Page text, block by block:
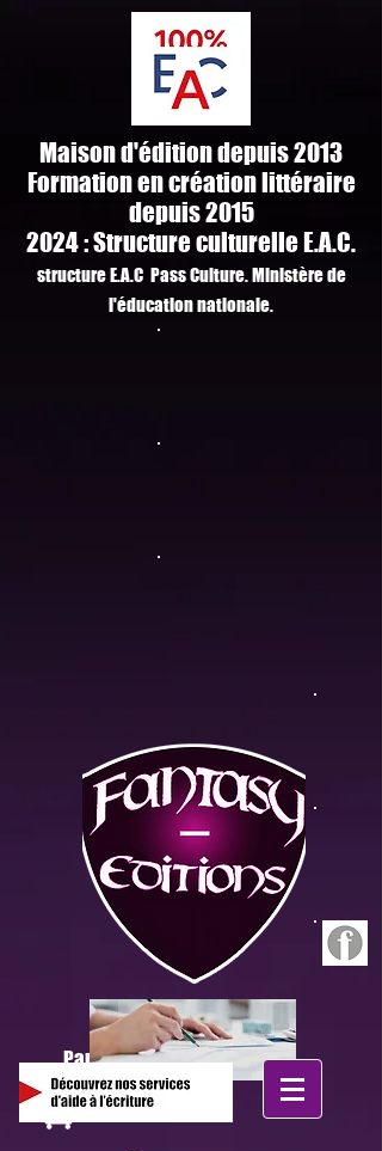
Maison d'édition depuis 2013
Formation en création littéraire
depuis 2015
2024 : Structure culturelle E.A.C.
structure E.A.C Pass Culture. Ministère de
l'éducationnationale.
Panier :